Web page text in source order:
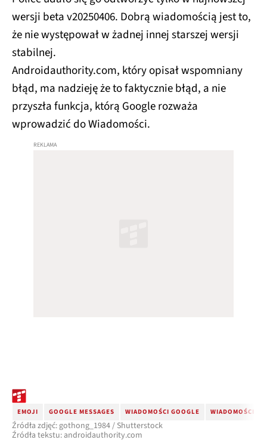
wersji beta v20250406. Dobrą wiadomością jest to,
że nie występował w żadnej innej starszej wersji
stabilnej.
Androidauthority.com, który opisał wspomniany
błąd, ma nadzieję że to faktycznie błąd, a nie
przyszła funkcja, którą Google rozważa
wprowadzić do Wiadomości.
EMOJI GOOGLE MESSAGES WIADOMOŚCI GOOGLE WIADOMOŚCI
Źródła zdjęć: gothong_1984 / Shutterstock
Źródła tekstu: androidauthority.com